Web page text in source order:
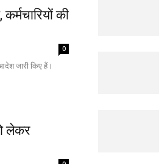
कर्मचारियों की
0
जारी किए हैं।
लेकर